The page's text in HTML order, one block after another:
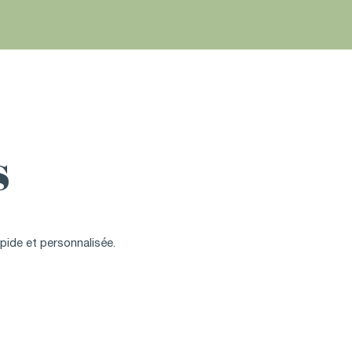
et personnalisée.